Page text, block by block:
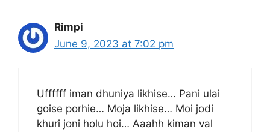
Rimpi
June 9, 2023 at 7:02 pm
Uffffff iman dhuniya likhise… Pani ulai
goise porhie… Moja likhise… Moi jodi
khuri joni holu hoi… Aaahh kiman val